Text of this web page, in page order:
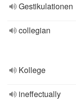
Gestikulationen
collegian
Kollege
ineffectually